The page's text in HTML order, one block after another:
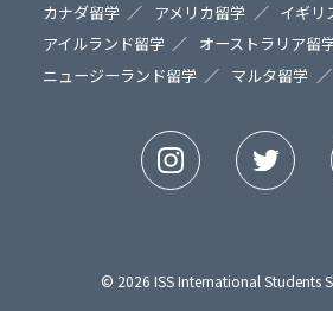
カナダ留学 アメリカ留学
イギリ
アイルランド留学
オーストラリア留
ニュージーランド留学
マルタ留学
© 2026 ISS International Students